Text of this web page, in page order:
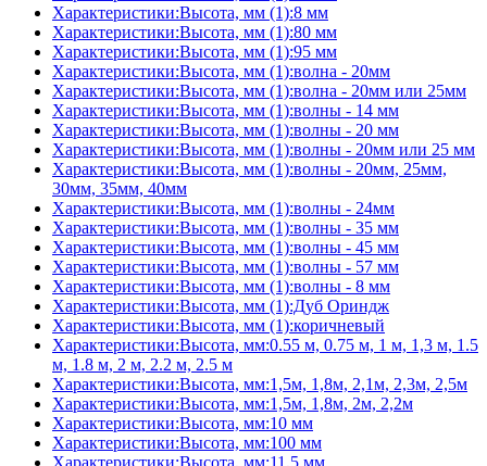
Характеристики:Высота, мм (1):8 мм
Характеристики:Высота, мм (1):80 мм
Характеристики:Высота, мм (1):95 мм
Характеристики:Высота, мм (1):волна - 20мм
Характеристики:Высота, мм (1):волна - 20мм или 25мм
Характеристики:Высота, мм (1):волны - 14 мм
Характеристики:Высота, мм (1):волны - 20 мм
Характеристики:Высота, мм (1):волны - 20мм или 25 мм
Характеристики:Высота, мм (1):волны - 20мм, 25мм,
30мм, 35мм, 40мм
Характеристики:Высота, мм (1):волны - 24мм
Характеристики:Высота, мм (1):волны - 35 мм
Характеристики:Высота, мм (1):волны - 45 мм
Характеристики:Высота, мм (1):волны - 57 мм
Характеристики:Высота, мм (1):волны - 8 мм
Характеристики:Высота, мм (1):Дуб Ориндж
Характеристики:Высота, мм (1):коричневый
Характеристики:Высота, мм:0.55 м, 0.75 м, 1 м, 1,3 м, 1.5
м, 1.8 м, 2 м, 2.2 м, 2.5 м
Характеристики:Высота, мм:1,5м, 1,8м, 2,1м, 2,3м, 2,5м
Характеристики:Высота, мм:1,5м, 1,8м, 2м, 2,2м
Характеристики:Высота, мм:10 мм
Характеристики:Высота, мм:100 мм
Характеристики:Высота, мм:11,5 мм